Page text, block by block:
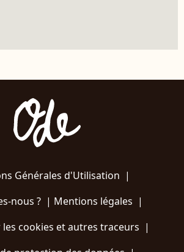
Générales d'Utilisation |
nous ?| Mentions légales |
cookies et autres traceurs |